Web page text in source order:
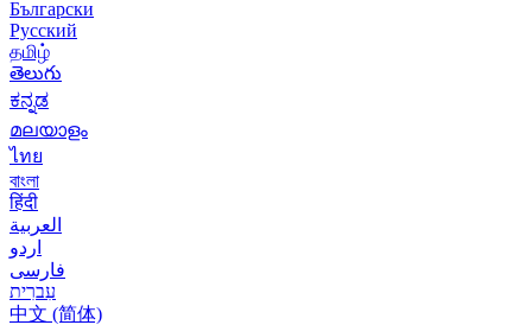
Български
Русский
தமிழ்
తెలుగు
ಕನ್ನಡ
മലയാളം
ไทย
বাংলা
हिंदी
العربية
اردو
فارسی
עִברִית
中文 (简体)